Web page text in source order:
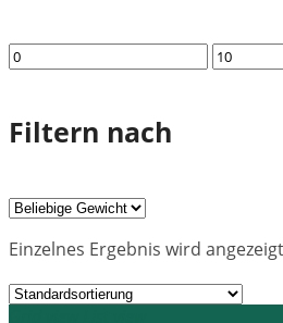
Min.
Preis
Max.
Preis
Filtern nach
Einzelnes Ergebnis wird angezeigt